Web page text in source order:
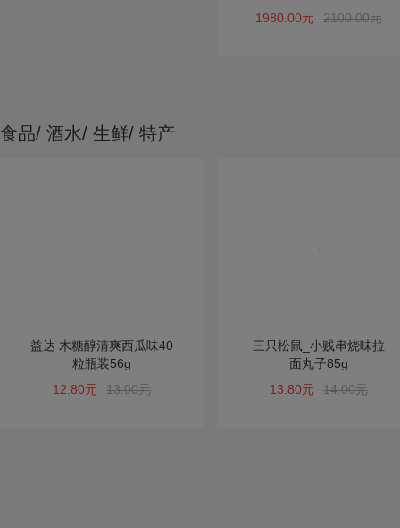
1980.00元
2100.00元
食品/ 酒水/ 生鲜/ 特产
益达 木糖醇清爽西瓜味40
粒瓶装56g
12.80元
13.00元
三只松鼠_小贱串烧味拉
面丸子85g
13.80元
14.00元